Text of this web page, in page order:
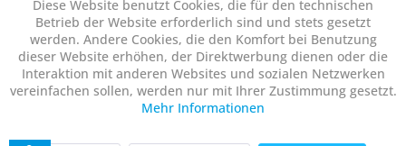
Diese Website benutzt Cookies, die für den technischen
Betrieb der Website erforderlich sind und stets gesetzt
werden. Andere Cookies, die den Komfort bei Benutzung
dieser Website erhöhen, der Direktwerbung dienen oder die
Interaktion mit anderen Websites und sozialen Netzwerken
vereinfachen sollen, werden nur mit Ihrer Zustimmung gesetzt.
Mehr Informationen